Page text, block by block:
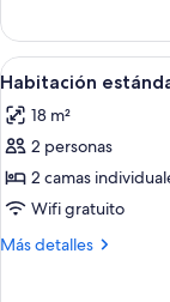
individual
estándar
Ver
todas
las
fotos
de
Habitación
estándar
15
Habitación
18 m²
2 personas
2 camas
Wifi gratuito
Más detalles
Más